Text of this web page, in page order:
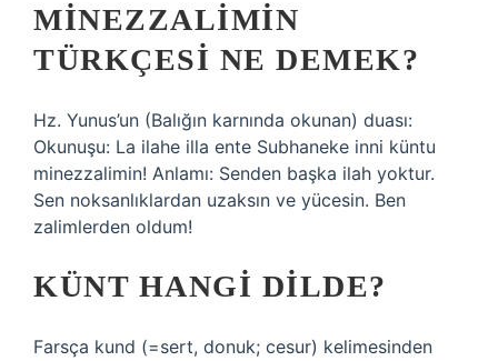
MINEZZALIMIN
TÜRKÇESI NE DEMEK?
Hz. Yunus’un (Balığın karnında okunan) duası:
Okunuşu: La ilahe illa ente Subhaneke inni küntu
minezzalimin! Anlamı: Senden başka ilah yoktur.
Sen noksanlıklardan uzaksın ve yücesin. Ben
zalimlerden oldum!
KÜNT HANGI DILDE?
Farsça kund (=sert, donuk; cesur) kelimesinden